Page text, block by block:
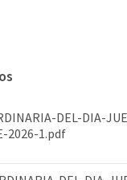
DEL-DIA-
2026-1.pdf